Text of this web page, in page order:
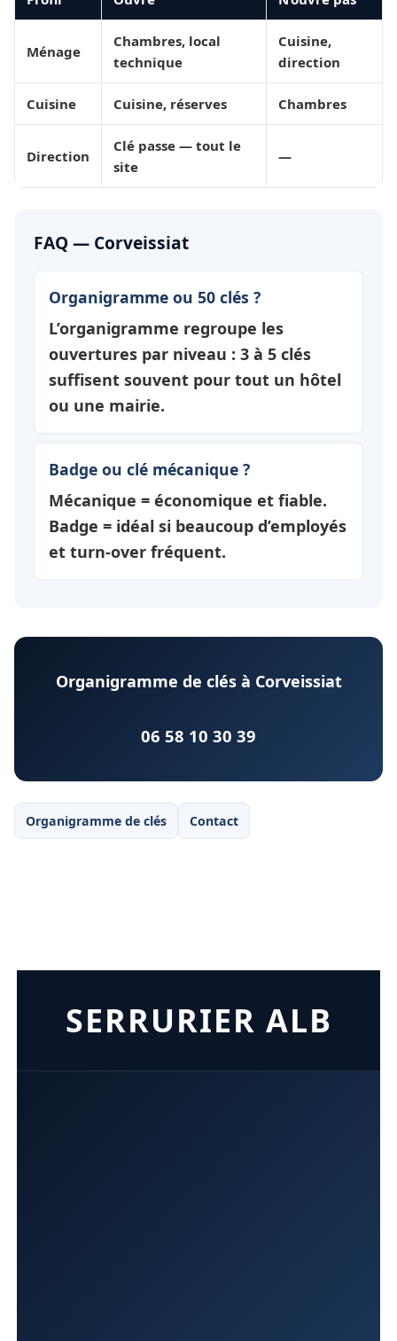
Ménage
Chambres, local
technique
Cuisine,
direction
Cuisine Cuisine, réserves Chambres
Direction
Clé passe — tout le
site
—
FAQ — Corveissiat
Organigramme ou 50 clés ?
L’organigramme regroupe les
ouvertures par niveau : 3 à 5 clés
suffisent souvent pour tout un hôtel
ou une mairie.
Badge ou clé mécanique ?
Mécanique = économique et fiable.
Badge = idéal si beaucoup d’employés
et turn-over fréquent.
Organigramme de clés à Corveissiat
06 58 10 30 39
Organigramme de clés Contact
SERRURIER ALB